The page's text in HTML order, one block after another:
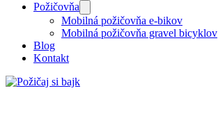
Požičovňa
Mobilná požičovňa e-bikov
Mobilná požičovňa gravel bicyklov
Blog
Kontakt